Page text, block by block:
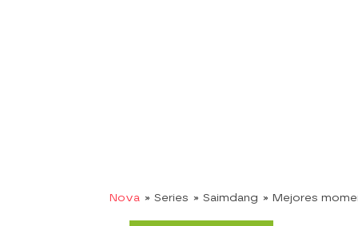
Nova » Series » Saimdang » Mejores